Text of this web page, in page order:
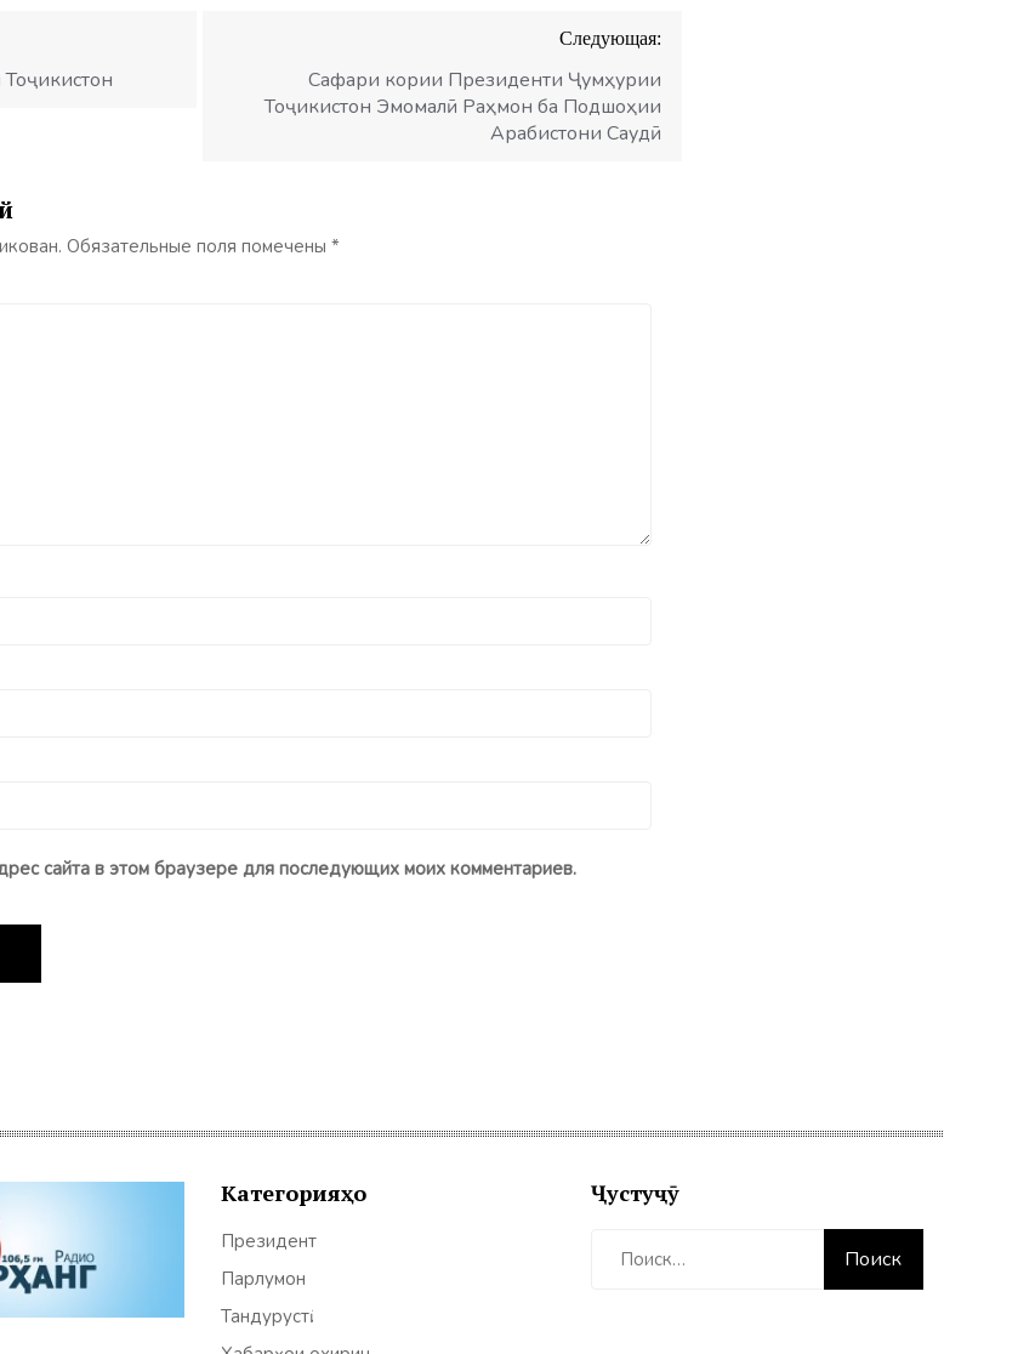
Следующая:
Сафари кории Президенти Ҷумҳурии
Тоҷикистон Эмомалӣ Раҳмон ба Подшоҳии
Арабистони Саудӣ
Обязательные поля помечены *
сайта в этом браузере для последующих моих комментариев.
Категорияҳо
Президент
Парлумон
Тандурустӣ
Ҷустуҷӯ